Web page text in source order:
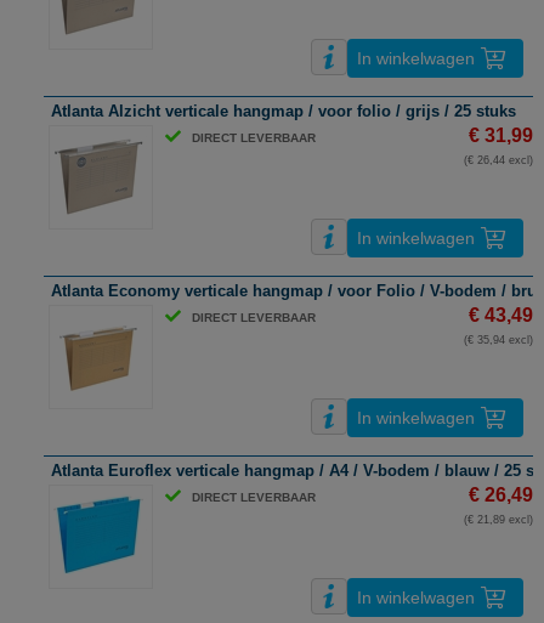
In winkelwagen
Atlanta Alzicht verticale hangmap / voor folio / grijs / 25 stuks
DIRECT LEVERBAAR € 31,99
(€ 26,44 excl)
In winkelwagen
Atlanta Economy verticale hangmap / voor Folio / V-bodem /
DIRECT LEVERBAAR € 43,49
(€ 35,94 excl)
In winkelwagen
Atlanta Euroflex verticale hangmap / A4 / V-bodem / blauw / 25
DIRECT LEVERBAAR € 26,49
(€ 21,89 excl)
In winkelwagen